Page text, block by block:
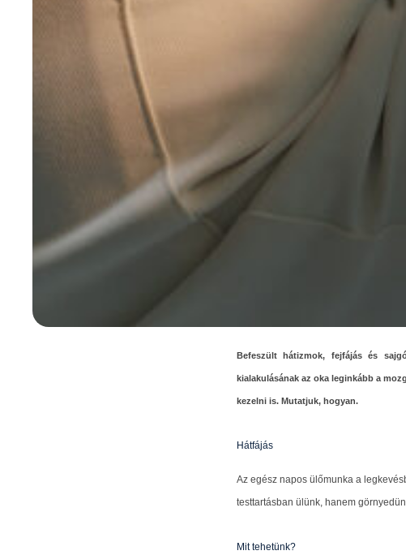
Befeszült hátizmok, fejfájás és
kialakulásának az oka leginkább a
kezelni is. Mutatjuk, hogyan.
Hátfájás
Az egész napos ülőmunka a
testtartásban ülünk, hanem
Mit tehetünk?